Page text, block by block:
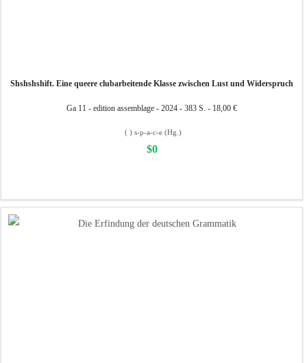
Shshshshift. Eine queere clubarbeitende Klasse zwischen Lust und Widerspruch
Ga 11 - edition assemblage - 2024 - 383 S. - 18,00 €
( ) s-p-a-c-e (Hg.)
$0